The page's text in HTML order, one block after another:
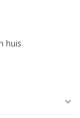
huis